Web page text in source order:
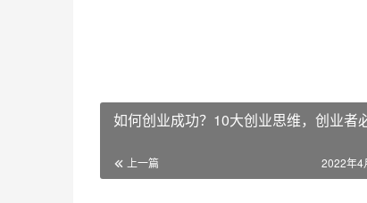
如何创业成功？10大创业思维，创业者
上一篇 2022年4